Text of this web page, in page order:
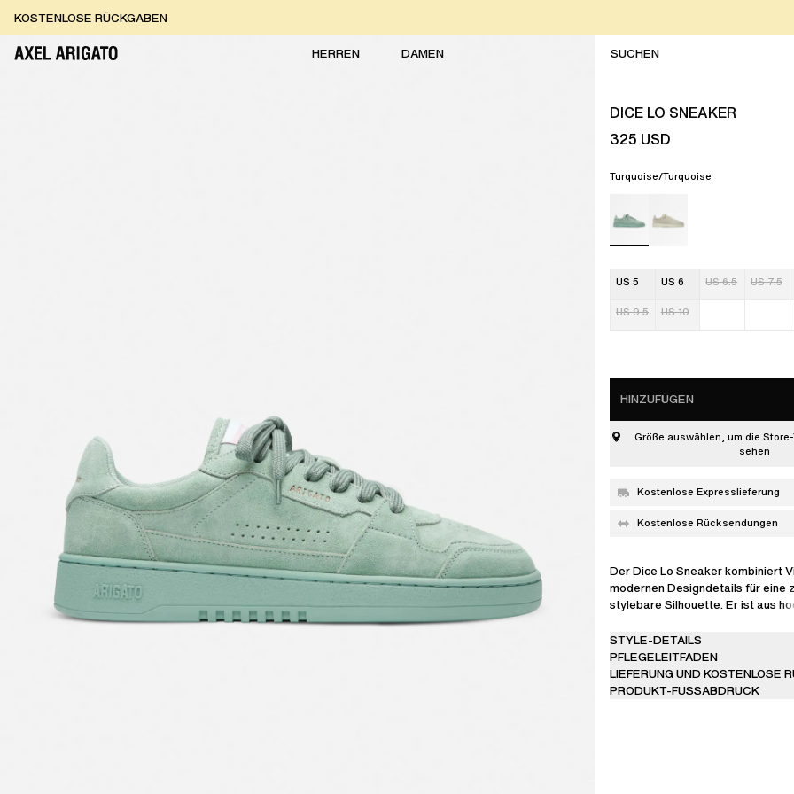
Zum Inhalt springen
KOSTENLOSE RÜCKGABEN
KOSTENLOSE EXPRESSLIEFERUNG
HERREN
DAMEN
DICE LO SNEAKER
325 USD
Turquoise/Turquoise
US 5 US 6 US 6.5 US 7.5
US 9.5 US 10
HINZUFÜGEN
Größe auswählen, um die
sehen
Kostenlose Expresslieferung
Kostenlose Rücksendungen
Der Dice Lo Sneaker kombiniert
modernen Designdetails für eine
stylebare Silhouette. Er ist aus
aus Einsätzen erstelltes
Perforationen und einem goldenen
STYLE-DETAILS
PFLEGELEITFADEN
LIEFERUNG UND KOSTENLOSE
PRODUKT-FUSSABDRUCK